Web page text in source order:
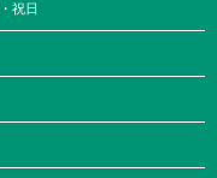
祝日